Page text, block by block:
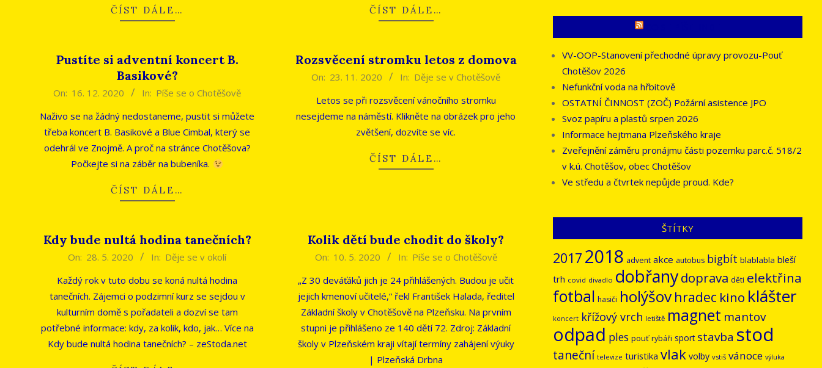
ČÍST DÁLE… ČÍST DÁLE…
Pustíte si adventní koncert B.
Basikové?
2020-
16
On: 16. 12. 2020 In: Píše se o Chotěšově
Naživo se na žádný nedostaneme, pustit si můžete
třeba koncert B. Basikové a Blue Cimbal, který se
odehrál ve Znojmě. A proč na stránce Chotěšova?
Počkejte si na záběr na bubeníka.
ČÍST DÁLE…
Rozsvěcení stromku letos z domova
2020-
On: 23. 11. 2020 In: Děje se v Chotěšově
Letos se při rozsvěcení vánočního stromku
nesejdeme na náměstí. Klikněte na obrázek pro jeho
zvětšení, dozvíte se víc.
ČÍST DÁLE…
Kdy bude nultá hodina tanečních?
On: 28. 5. 2020 In: Děje se v okolí
Každý rok v tuto dobu se koná nultá hodina
tanečních. Zájemci o podzimní kurz se sejdou v
kulturním domě s pořadateli a dozví se tam
potřebné informace: kdy, za kolik, kdo, jak… Více na
Kdy bude nultá hodina tanečních? – zeStoda.net
Kolik dětí bude chodit do školy?
2020-
10
On: 10. 5. 2020 In: Píše se o Chotěšově
„Z 30 deváťáků jich je 24 přihlášených. Budou je učit
jejich kmenoví učitelé,“ řekl František Halada, ředitel
Základní školy v Chotěšově na Plzeňsku. Na prvním
stupni je přihlášeno ze 140 dětí 72. Zdroj: Základní
školy v Plzeňském kraji vítají termíny zahájení výuky
| Plzeňská Drbna
VV-OOP-Stanovení přechodné úpravy provozu-Pouť
Chotěšov 2026
Nefunkční voda na hřbitově
OSTATNÍ ČINNOST (ZOČ) Požární asistence JPO
Svoz papíru a plastů srpen 2026
Informace hejtmana Plzeňského kraje
Zveřejnění záměru pronájmu části pozemku parc.č. 518/2
v k.ú. Chotěšov, obec Chotěšov
Ve středu a čtvrtek nepůjde proud. Kde?
ŠTÍTKY
2017 2018 advent akce autobus bigbít blablabla bleší
trh covid divadlo dobřanydoprava děti elektřina
fotbal hasiči holýšov hradec kino klášter
koncert křížový vrch letiště magnet mantov
odpad ples pouť rybáři sport stavba stod
taneční televize turistika vlak volby vstiš vánoce výluka